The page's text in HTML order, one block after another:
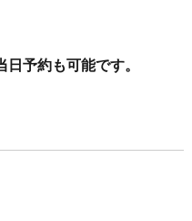
日予約も可能です。